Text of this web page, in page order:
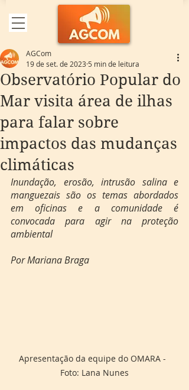
Observatório Popular do
Mar visita área de ilhas
para falar sobre
impactos das mudanças
climáticas
AGCom
19 de set. de 2023 5 min de leitura
Inundação, erosão, intrusão salina e
manguezais são os temas abordados
em oficinas e a comunidade é
convocada para agir na proteção
ambiental
Por Mariana Braga
Apresentação da equipe do OMARA -
Foto: Lana Nunes